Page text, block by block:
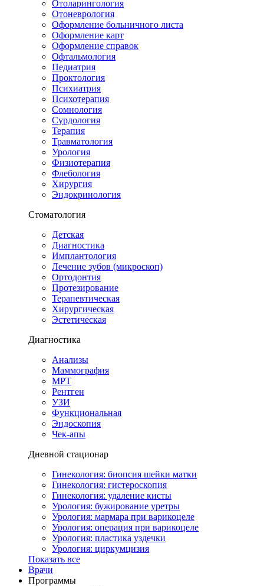
Отоларингология
Отоневрология
Оформление больничного листа
Оформление карт
Оформление справок
Офтальмология
Педиатрия
Проктология
Психиатрия
Психотерапия
Сомнология
Сурдология
Терапия
Травматология
Урология
Физиотерапия
Флебология
Хирургия
Эндокринология
Стоматология
Детская
Диагностика
Имплантология
Лечение зубов (микроскоп)
Ортодонтия
Протезирование
Терапевтическая
Хирургическая
Эстетическая
Диагностика
Анализы
Маммография
МРТ
Рентген
УЗИ
Функциональная
Эндоскопия
Чек-апы
Дневной стационар
Гинекология: биопсия шейки матки
Гинекология: гистероскопия
Гинекология: удаление кисты
Урология: бужирование уретры
Урология: мармара при варикоцеле
Урология: операция при варикоцеле
Урология: пластика уздечки
Урология: циркумцизия
Показать все
Врачи
Программы